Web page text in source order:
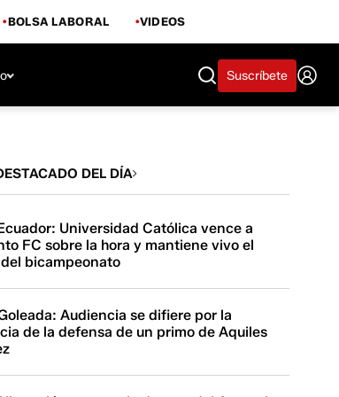
BOLSA LABORAL VIDEOS
Suscríbete
DEL DÍA
Universidad Católica vence a
FC sobre la hora y mantiene vivo el
bicampeonato
Audiencia se difiere por la
de la defensa de un primo de Aquiles